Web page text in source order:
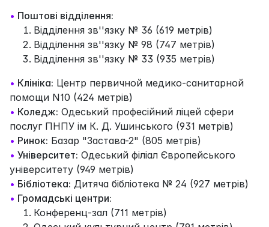
• Поштові відділення:
Відділення зв''язку № 36 (619 метрів)
Відділення зв''язку № 98 (747 метрів)
Відділення зв''язку № 33 (935 метрів)
• Клініка: Центр первичной медико-санитарной
помощи N10 (424 метрів)
• Коледж: Одеський професійний ліцей сфери
послуг ПНПУ ім К. Д. Ушинського (931 метрів)
• Ринок: Базар "Застава-2" (805 метрів)
• Університет: Одеський філіал Європейського
університету (949 метрів)
• Бібліотека: Дитяча бібліотека № 24 (927 метрів)
• Громадські центри:
Конференц-зал (711 метрів)